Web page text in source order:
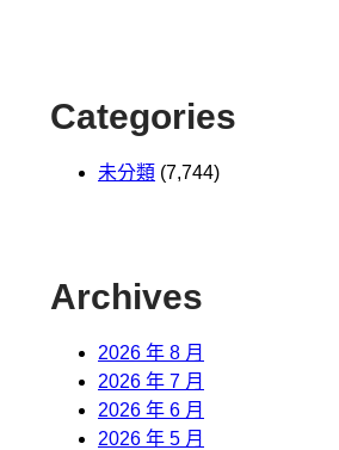
Categories
未分類 (7,744)
Archives
2026 年 8 月
2026 年 7 月
2026 年 6 月
2026 年 5 月